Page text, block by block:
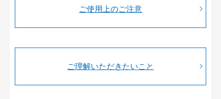
ご使用上のご注意
ご理解いただきたいこと